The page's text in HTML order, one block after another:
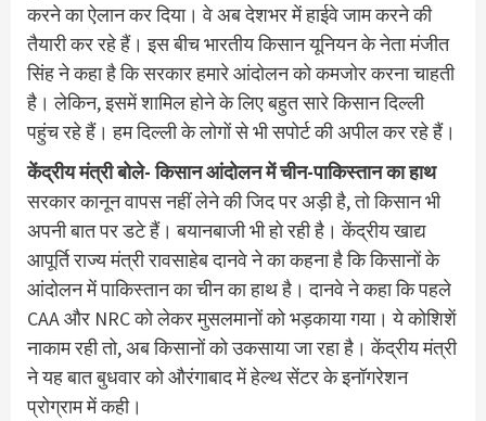
करने का ऐलान कर दिया। वे अब देशभर में हाईवे जाम करने की
तैयारी कर रहे हैं। इस बीच भारतीय किसान यूनियन के नेता मंजीत
सिंह ने कहा है कि सरकार हमारे आंदोलन को कमजोर करना चाहती
है। लेकिन, इसमें शामिल होने के लिए बहुत सारे किसान दिल्ली
पहुंच रहे हैं। हम दिल्ली के लोगों से भी सपोर्ट की अपील कर रहे हैं।
केंद्रीय मंत्री बोले- किसान आंदोलन में चीन-पाकिस्तान का हाथ
सरकार कानून वापस नहीं लेने की जिद पर अड़ी है, तो किसान भी
अपनी बात पर डटे हैं। बयानबाजी भी हो रही है। केंद्रीय खाद्य
आपूर्ति राज्य मंत्री रावसाहेब दानवे ने का कहना है कि किसानों के
आंदोलन में पाकिस्तान का चीन का हाथ है। दानवे ने कहा कि पहले
CAA और NRC को लेकर मुसलमानों को भड़काया गया। ये कोशिशें
नाकाम रही तो, अब किसानों को उकसाया जा रहा है। केंद्रीय मंत्री
ने यह बात बुधवार को औरंगाबाद में हेल्थ सेंटर के इनॉगरेशन
प्रोग्राम में कही।